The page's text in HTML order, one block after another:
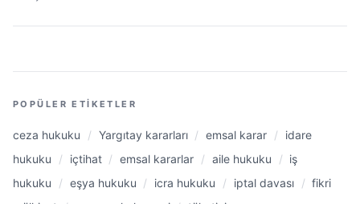
nedenini ve PowerShell ile adım adım
POPÜLER ETIKETLER
ceza hukuku / Yargıtay kararları / emsal karar /
idare
hukuku
/ içtihat / emsal kararlar / aile hukuku / iş
hukuku
/ eşya hukuku / icra hukuku / iptal davası / fikri